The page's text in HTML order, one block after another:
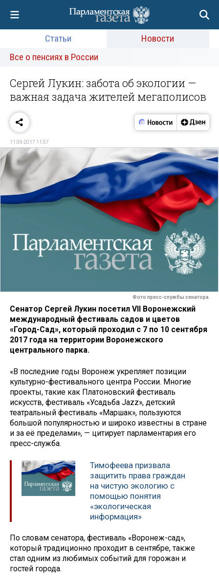
Статьи
Новости
Все о пенсиях в России
Сергей Лукин: забота об экологии —
важная задача жителей мегаполисов
11.09.2017 11:57
Фото пресс-службы сенатора
Сенатор Сергей Лукин посетил VII Воронежский
международный фестиваль садов и цветов
«Город-Сад», который проходил с 7 по 10 сентября
2017 года на территории Воронежского
центрального парка.
«В последние годы Воронеж укрепляет позиции
культурно-фестивального центра России. Многие
проекты, такие как Платоновский фестиваль
искусств, фестиваль «Усадьба Jazz», детский
театральный фестиваль «Маршак», пользуются
большой популярностью и широко известны в стране
и за её пределами», — цитирует парламентария его
пресс-служба.
Тимофеева призвала
защитить права граждан
на чистую экологию с
помощью понятия
«экологическая
информация»
По словам сенатора, фестиваль «Воронеж-сад»,
который традиционно проходит в сентябре, также
стал одним из любимых событий для горожан и
гостей города.